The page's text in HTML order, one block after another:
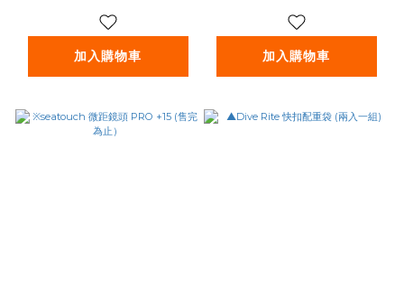
加入購物車 加入購物車